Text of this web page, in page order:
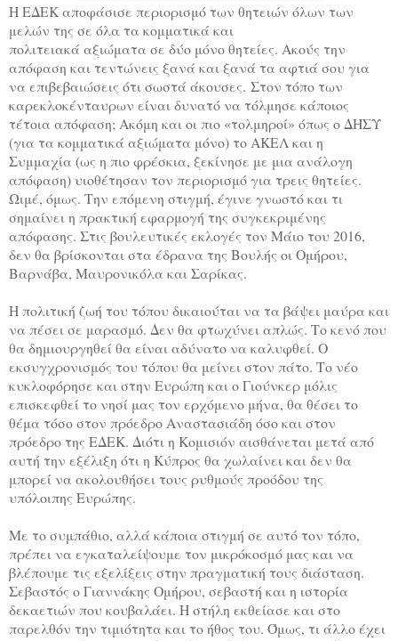
Η ΕΔΕΚ αποφάσισε περιορισμό των θητειών όλων των
μελών της σε όλα τα κομματικά και
πολιτειακά αξιώματα σε δύο μόνο θητείες. Ακούς την
απόφαση και τεντώνεις ξανά και ξανά τα αφτιά σου για
να επιβεβαιώσεις ότι σωστά άκουσες. Στον τόπο των
καρεκλοκένταυρων είναι δυνατό να τόλμησε κάποιος
τέτοια απόφαση; Ακόμη και οι πιο «τολμηροί» όπως ο ΔΗΣΥ
(για τα κομματικά αξιώματα μόνο) το ΑΚΕΛ και η
Συμμαχία (ως η πιο φρέσκια, ξεκίνησε με μια ανάλογη
απόφαση) υιοθέτησαν τον περιορισμό για τρεις θητείες.
Ωιμέ, όμως. Την επόμενη στιγμή, έγινε γνωστό και τι
σημαίνει η πρακτική εφαρμογή της συγκεκριμένης
απόφασης. Στις βουλευτικές εκλογές τον Μάιο του 2016,
δεν θα βρίσκονται στα έδρανα της Βουλής οι Ομήρου,
Βαρνάβα, Μαυρονικόλα και Σαρίκας.
Η πολιτική ζωή του τόπου δικαιούται να τα βάψει μαύρα και
να πέσει σε μαρασμό. Δεν θα φτωχύνει απλώς. Το κενό που
θα δημιουργηθεί θα είναι αδύνατο να καλυφθεί. Ο
εκσυγχρονισμός του τόπου θα μείνει στον πάτο. Το νέο
κυκλοφόρησε και στην Ευρώπη και ο Γιούνκερ μόλις
επισκεφθεί το νησί μας τον ερχόμενο μήνα, θα θέσει το
θέμα τόσο στον πρόεδρο Αναστασιάδη όσο και στον
πρόεδρο της ΕΔΕΚ. Διότι η Κομισιόν αισθάνεται μετά από
αυτή την εξέλιξη ότι η Κύπρος θα χωλαίνει και δεν θα
μπορεί να ακολουθήσει τους ρυθμούς προόδου της
υπόλοιπης Ευρώπης.
Με το συμπάθιο, αλλά κάποια στιγμή σε αυτό τον τόπο,
πρέπει να εγκαταλείψουμε τον μικρόκοσμό μας και να
βλέπουμε τις εξελίξεις στην πραγματική τους διάσταση.
Σεβαστός ο Γιαννάκης Ομήρου, σεβαστή και η ιστορία
δεκαετιών που κουβαλάει. Η στήλη εκθείασε και στο
παρελθόν την τιμιότητα και το ήθος του. Όμως, τι άλλο έχει